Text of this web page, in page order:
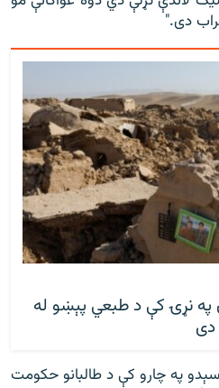
دى."
په نړۍ کې د طبعي پېښو له
دی
په چارو کې د طالبانو حکومت